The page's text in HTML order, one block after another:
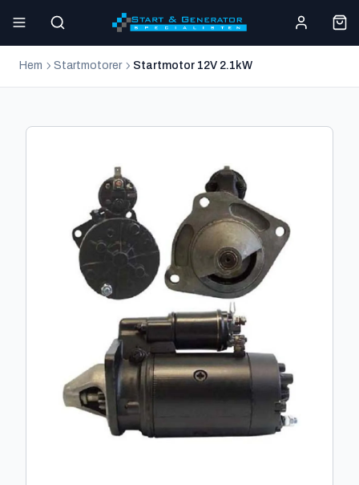
Hem Startmotorer Startmotor 12V 2.1kW